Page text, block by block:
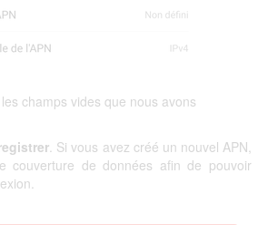
champs vides que nous avons
. Si vous avez créé un nouvel APN,
couverture de données afin de pouvoir